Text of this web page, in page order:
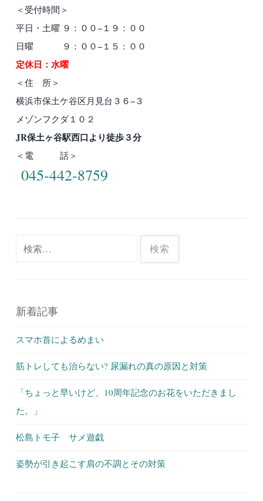
＜受付時間＞
平日・土曜 ９：００−１９：００
日曜 ９：００−１５：００
定休日：水曜
＜住 所＞
横浜市保土ケ谷区月見台３６−３
メゾンフクダ１０２
JR保土ヶ谷駅西口より徒歩３分
＜電 話＞
045-442-8759
新着記事
スマホ首によるめまい
筋トレしても治らない? 尿漏れの真の原因と対策
「ちょっと早いけど、10周年記念のお花をいただきまし
た。」
松島トモ子 サメ遊戯
姿勢が引き起こす肩の不調とその対策